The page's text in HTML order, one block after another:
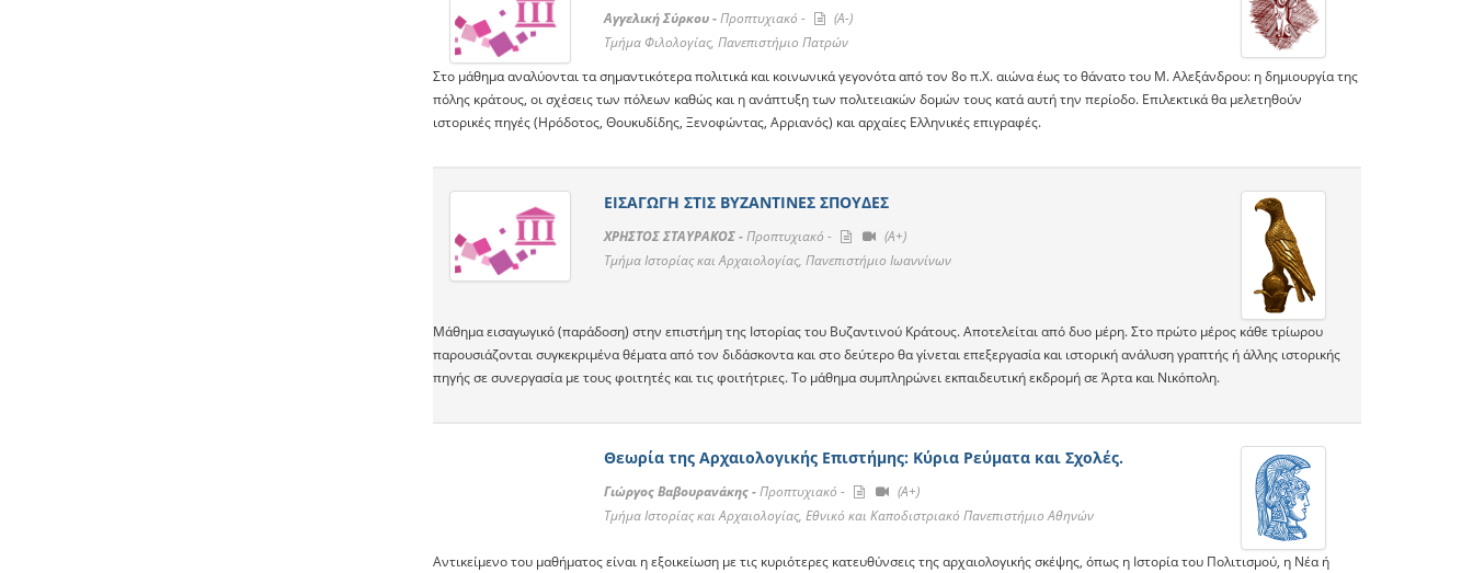
Αγγελική Σύρκου -Προπτυχιακό -
(A-)
Τμήμα Φιλολογίας, Πανεπιστήμιο Πατρών
Στο μάθημα αναλύονται τα σημαντικότερα πολιτικά και κοινωνικά γεγονότα από τον 8ο π.Χ. αιώνα έως το θάνατο του Μ. Αλεξάνδρου: η δηµιουργία της
πόλης κράτους, οι σχέσεις των πόλεων καθώς και η ανάπτυξη των πολιτειακών δοµών τους κατά αυτή την περίοδο. Επιλεκτικά θα μελετηθούν
ιστορικές πηγές (Ηρόδοτος, Θουκυδίδης, Ξενοφώντας, Αρριανός) και αρχαίες Ελληνικές επιγραφές.
ΕΙΣΑΓΩΓΗ ΣΤΙΣ ΒΥΖΑΝΤΙΝΕΣ ΣΠΟΥΔΕΣ
ΧΡΗΣΤΟΣ ΣΤΑΥΡΑΚΟΣ -Προπτυχιακό -
(A+)
Τμήμα Ιστορίας και Αρχαιολογίας, Πανεπιστήμιο Ιωαννίνων
Μάθημα εισαγωγικό (παράδοση) στην επιστήμη της Ιστορίας του Βυζαντινού Κράτους. Aποτελείται από δυο μέρη. Στο πρώτο μέρος κάθε τρίωρου
παρουσιάζονται συγκεκριμένα θέματα από τον διδάσκοντα και στο δεύτερο θα γίνεται επεξεργασία και ιστορική ανάλυση γραπτής ή άλλης ιστορικής
πηγής σε συνεργασία με τους φοιτητές και τις φοιτήτριες. Το μάθημα συμπληρώνει εκπαιδευτική εκδρομή σε Άρτα και Νικόπολη.
Θεωρία της Αρχαιολογικής Επιστήμης: Κύρια Ρεύματα και Σχολές.
Γιώργος Βαβουρανάκης -Προπτυχιακό -
(A+)
Τμήμα Ιστορίας και Αρχαιολογίας, Εθνικό και Καποδιστριακό Πανεπιστήμιο Αθηνών
Αντικείμενο του μαθήματος είναι η εξοικείωση με τις κυριότερες κατευθύνσεις της αρχαιολογικής σκέψης, όπως η Ιστορία του Πολιτισμού, η Νέα ή